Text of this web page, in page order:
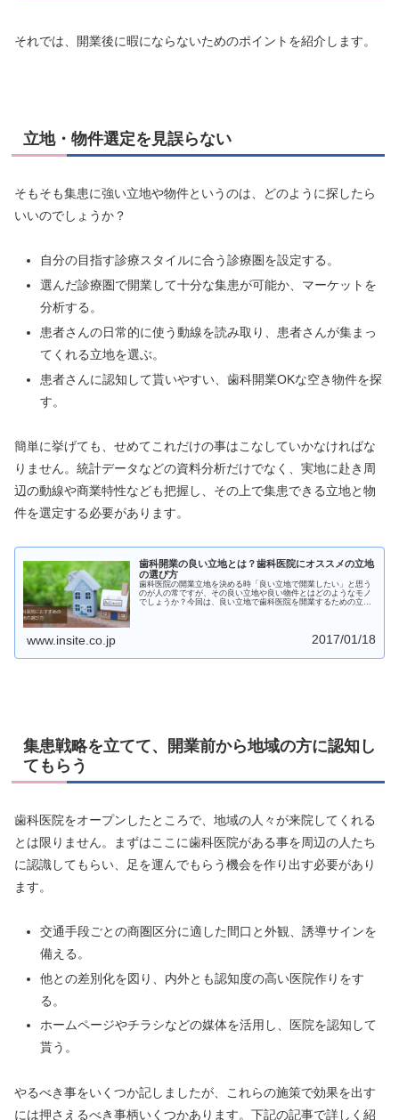
それでは、開業後に暇にならないためのポイントを紹介します。
立地・物件選定を見誤らない
そもそも集患に強い立地や物件というのは、どのように探したら
いいのでしょうか？
自分の目指す診療スタイルに合う診療圏を設定する。
選んだ診療圏で開業して十分な集患が可能か、マーケットを
分析する。
患者さんの日常的に使う動線を読み取り、患者さんが集まっ
てくれる立地を選ぶ。
患者さんに認知して貰いやすい、歯科開業OKな空き物件を探
す。
簡単に挙げても、せめてこれだけの事はこなしていかなければな
りません。統計データなどの資料分析だけでなく、実地に赴き周
辺の動線や商業特性なども把握し、その上で集患できる立地と物
件を選定する必要があります。
歯科開業の良い立地とは？歯科医院にオススメの立地
の選び方
歯科医院の開業立地を決める時「良い立地で開業したい」と思う
のが人の常ですが、その良い立地や良い物件とはどのようなモノ
でしょうか？今回は、良い立地で歯科医院を開業するための立地
www.insite.co.jp 2017/01/18
集患戦略を立てて、開業前から地域の方に認知し
てもらう
歯科医院をオープンしたところで、地域の人々が来院してくれる
とは限りません。まずはここに歯科医院がある事を周辺の人たち
に認識してもらい、足を運んでもらう機会を作り出す必要があり
ます。
交通手段ごとの商圏区分に適した間口と外観、誘導サインを
備える。
他との差別化を図り、内外とも認知度の高い医院作りをす
る。
ホームページやチラシなどの媒体を活用し、医院を認知して
貰う。
やるべき事をいくつか記しましたが、これらの施策で効果を出す
には押さえるべき事柄いくつかあります。下記の記事で詳しく紹